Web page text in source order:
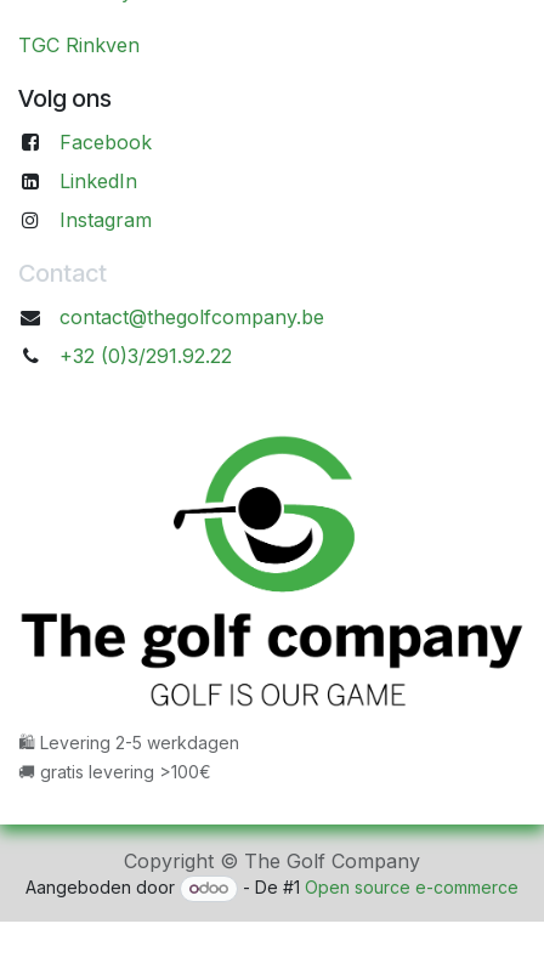
TGC Rinkven
Volg ons
Facebook
LinkedIn
Instagram
Contact
contact@thegolfcompany.be
+32 (0)3/291.92.22
🛍 Levering 2-5 werkdagen
🚚 gratis levering >100€
Copyright © The Golf Company
Aangeboden door - De #1Open source e-commerce